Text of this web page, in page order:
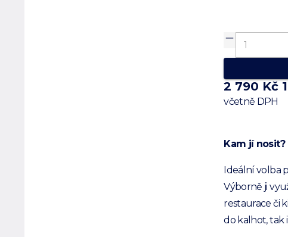
2 790 Kč
včetně DPH
Kam jí nosit?
Ideální volba
Výborně ji
restaurace či
do kalhot, tak